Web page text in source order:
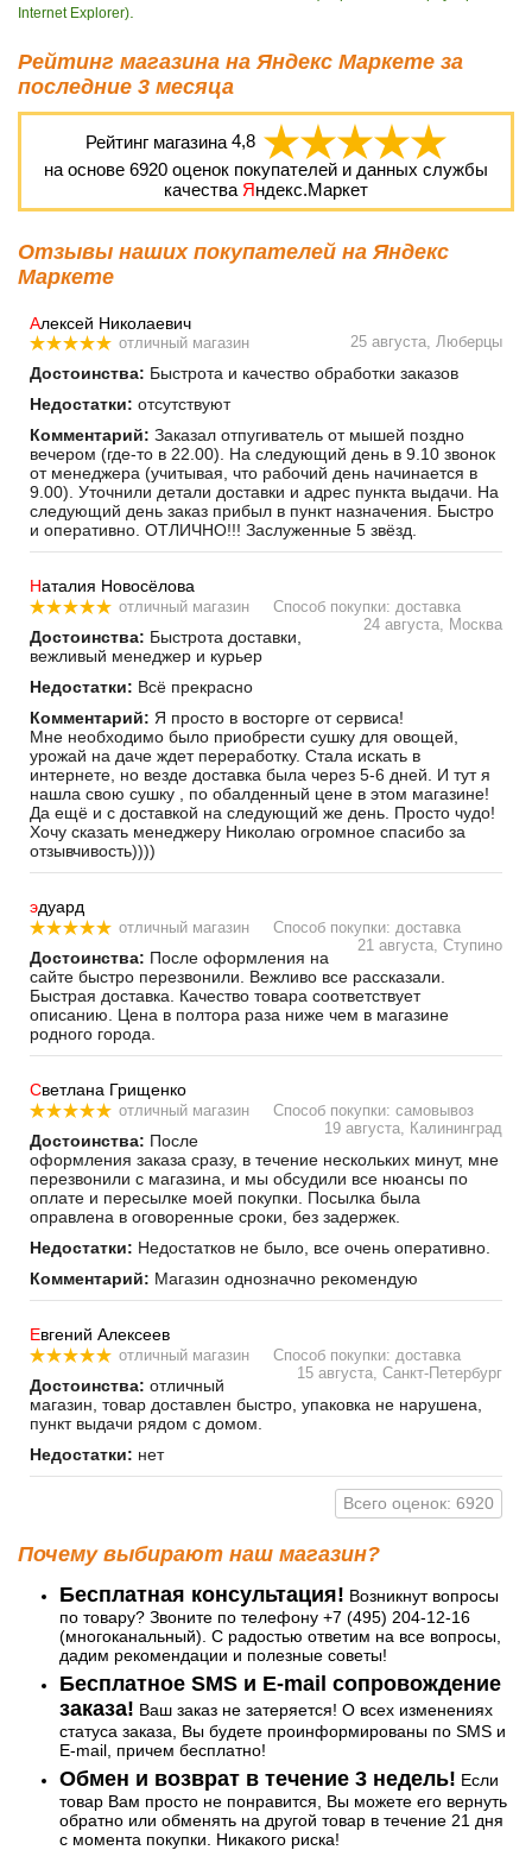
Internet Explorer)
Рейтинг магазина на Яндекс Маркете за
последние 3 месяца
Рейтинг магазина 4,8
на основе 6920 оценок покупателей и данных службы
качества Яндекс.Маркет
Отзывы наших покупателей на Яндекс
Маркете
Алексей Николаевич
отличный магазин 25 августа, Люберцы
Достоинства: Быстрота и качество обработки заказов
Недостатки: отсутствуют
Комментарий: Заказал отпугиватель от мышей поздно
вечером (где-то в 22.00). На следующий день в 9.10 звонок
от менеджера (учитывая, что рабочий день начинается в
9.00). Уточнили детали доставки и адрес пункта выдачи. На
следующий день заказ прибыл в пункт назначения. Быстро
и оперативно. ОТЛИЧНО!!! Заслуженные 5 звёзд.
Наталия Новосёлова
отличный магазин
Способ покупки: доставка
24 августа, Москва
Достоинства: Быстрота доставки,
вежливый менеджер и курьер
Недостатки: Всё прекрасно
Комментарий: Я просто в восторге от сервиса!
Мне необходимо было приобрести сушку для овощей,
урожай на даче ждет переработку. Стала искать в
интернете, но везде доставка была через 5-6 дней. И тут я
нашла свою сушку , по обалденный цене в этом магазине!
Да ещё и с доставкой на следующий же день. Просто чудо!
Хочу сказать менеджеру Николаю огромное спасибо за
отзывчивость))))
эдуард
отличный магазин
Способ покупки: доставка
21 августа, Ступино
Достоинства: После оформления на
сайте быстро перезвонили. Вежливо все рассказали.
Быстрая доставка. Качество товара соответствует
описанию. Цена в полтора раза ниже чем в магазине
родного города.
Светлана Грищенко
отличный магазин
Способ покупки: самовывоз
19 августа, Калининград
Достоинства: После
оформления заказа сразу, в течение нескольких минут, мне
перезвонили с магазина, и мы обсудили все нюансы по
оплате и пересылке моей покупки. Посылка была
оправлена в оговоренные сроки, без задержек.
Недостатки: Недостатков не было, все очень оперативно.
Комментарий: Магазин однозначно рекомендую
Евгений Алексеев
отличный магазин
Способ покупки: доставка
15 августа, Санкт-Петербург
Достоинства: отличный
магазин, товар доставлен быстро, упаковка не нарушена,
пункт выдачи рядом с домом.
Недостатки: нет
Всего оценок: 6920
Почему выбирают наш магазин?
Бесплатная консультация! Возникнут вопросы
по товару? Звоните по телефону +7 (495) 204-12-16
(многоканальный). С радостью ответим на все вопросы,
дадим рекомендации и полезные советы!
Бесплатное SMS и E-mail сопровождение
заказа! Ваш заказ не затеряется! О всех изменениях
статуса заказа, Вы будете проинформированы по SMS и
E-mail, причем бесплатно!
Обмен и возврат в течение 3 недель! Если
товар Вам просто не понравится, Вы можете его вернуть
обратно или обменять на другой товар в течение 21 дня
с момента покупки. Никакого риска!